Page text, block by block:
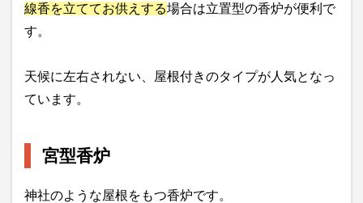
線香を立ててお供えする場合は立置型の香炉が便利で
す。
天候に左右されない、屋根付きのタイプが人気となっ
ています。
宮型香炉
神社のような屋根をもつ香炉です。